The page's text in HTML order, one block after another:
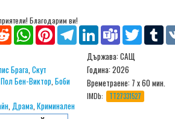
Благодарим ви!
Reddit WhatsAppPinterestTelegramLinkedIn Teams Twitter
Брага,Скут
Пол Бен-Виктор,Боби
,Драма,Криминален
Държава: САЩ
Година: 2026
Времетраене: 7 x 60 мин.
IMDb: TT27331527